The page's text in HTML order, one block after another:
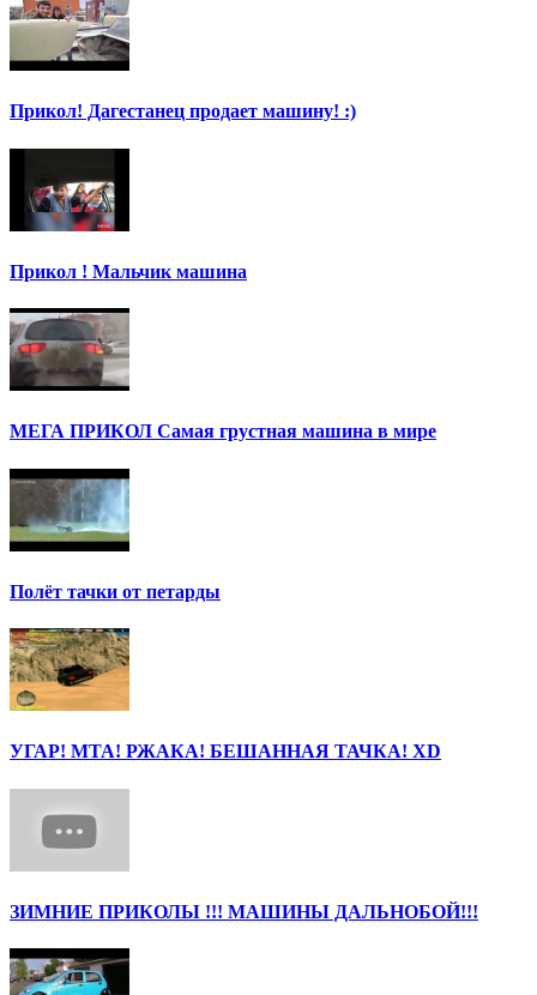
Прикол! Дагестанец продает машину! :)
Прикол ! Мальчик машина
МЕГА ПРИКОЛ Самая грустная машина в мире
Полёт тачки от петарды
УГАР! МТА! РЖАКА! БЕШАННАЯ ТАЧКА! ХD
ЗИМНИЕ ПРИКОЛЫ !!! МАШИНЫ ДАЛЬНОБОЙ!!!